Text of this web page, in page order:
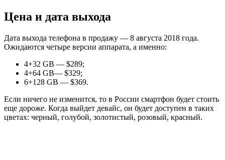
Цена и дата выхода
Дата выхода телефона в продажу — 8 августа 2018 года.
Ожидаются четыре версии аппарата, а именно:
4+32 GB — $289;
4+64 GB— $329;
6+128 GB — $369.
Если ничего не изменится, то в России смартфон будет стоить
еще дороже. Когда выйдет девайс, он будет доступен в таких
цветах: черный, голубой, золотистый, розовый, красный.